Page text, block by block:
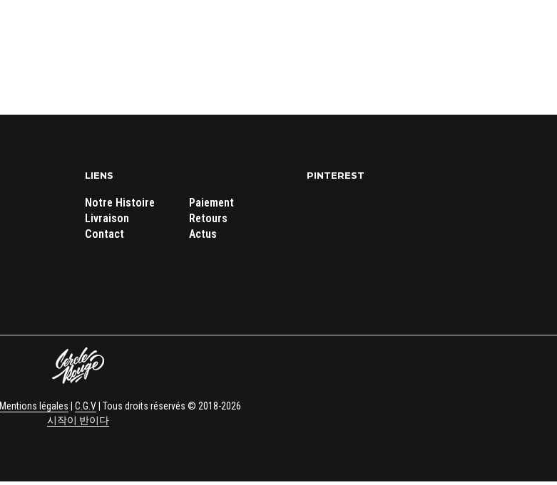
LIENS
Notre Histoire
Livraison
Contact
Paiement
Retours
Actus
PINTEREST
Mentions légales C.G.V | Tous droits réservés © 2018-2026
시작이 반이다